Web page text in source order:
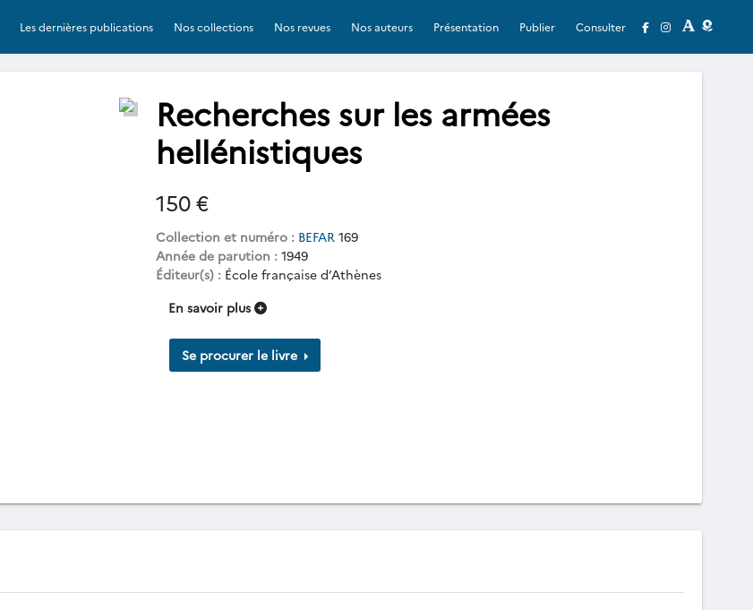
Les dernières publications Nos collections Nos revues Nos auteurs Présentation Publier Consulter
Recherches sur les armées
hellénistiques
150 €
Collection et numéro : BEFAR 169
Année de parution : 1949
Éditeur(s) : École française d’Athènes
En savoir plus
Se procurer le livre